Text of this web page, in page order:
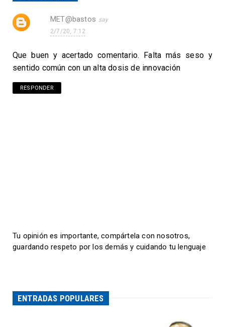
MET@bastos
2/7/20, 7:12
Que buen y acertado comentario. Falta más seso y
sentido común con un alta dosis de innovación
RESPONDER
Tu opinión es importante, compártela con nosotros,
guardando respeto por los demás y cuidando tu lenguaje
ENTRADAS POPULARES